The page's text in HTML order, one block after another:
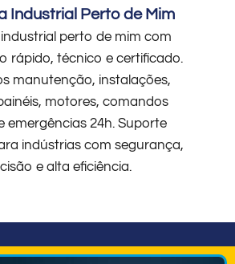
Industrial Perto de Mim
perto de mim com
rápido, técnico e certificado.
manutenção, instalações,
motores, comandos
emergências 24h. Suporte
indústrias com segurança,
e alta eficiência.